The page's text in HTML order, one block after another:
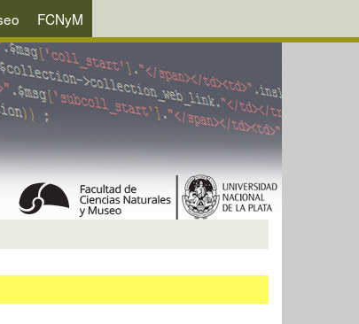
FCNyM